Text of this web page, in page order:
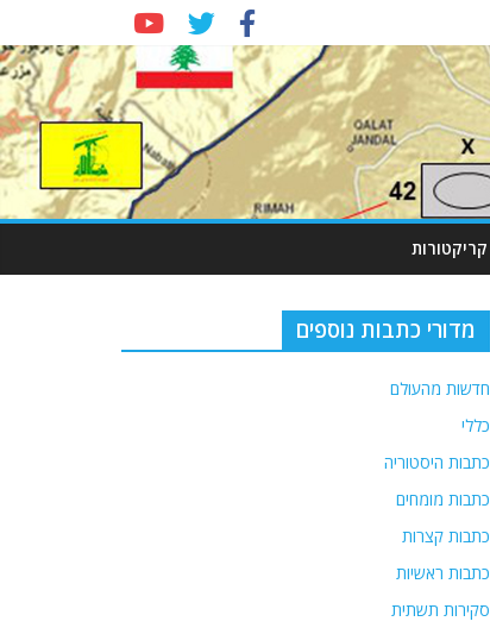
קריקטורות
מדורי כתבות נוספים
חדשות מהעולם
כללי
כתבות היסטוריה
כתבות מומחים
כתבות קצרות
כתבות ראשיות
סקירות תשתית